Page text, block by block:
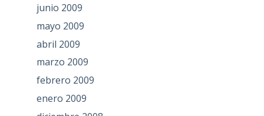
junio 2009
mayo 2009
abril 2009
marzo 2009
febrero 2009
enero 2009